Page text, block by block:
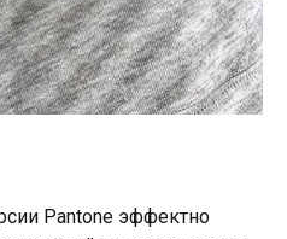
Pantone эффектно